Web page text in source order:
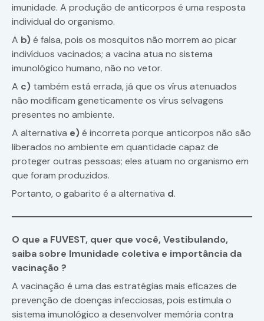
imunidade. A produção de anticorpos é uma resposta
individual do organismo.
A b)é falsa, pois os mosquitos não morrem ao picar
indivíduos vacinados; a vacina atua no sistema
imunológico humano, não no vetor.
A c) também está errada, já que os vírus atenuados
não modificam geneticamente os vírus selvagens
presentes no ambiente.
A alternativa e)é incorreta porque anticorpos não são
liberados no ambiente em quantidade capaz de
proteger outras pessoas; eles atuam no organismo em
que foram produzidos.
Portanto, o gabarito é a alternativa d.
O que a FUVEST, quer que você, Vestibulando,
saiba sobre Imunidade coletiva e importância da
vacinação ?
A vacinação é uma das estratégias mais eficazes de
prevenção de doenças infecciosas, pois estimula o
sistema imunológico a desenvolver memória contra